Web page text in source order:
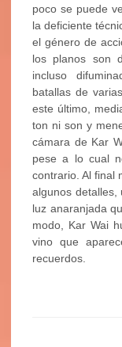
poco se puede
la deficiente
el género de
los planos son
incluso
batallas de
este último,
ton ni son y
cámara de Kar
pese a lo cual
contrario. Al final
algunos detalles,
luz anaranjada
modo, Kar Wai
vino que
recuerdos.